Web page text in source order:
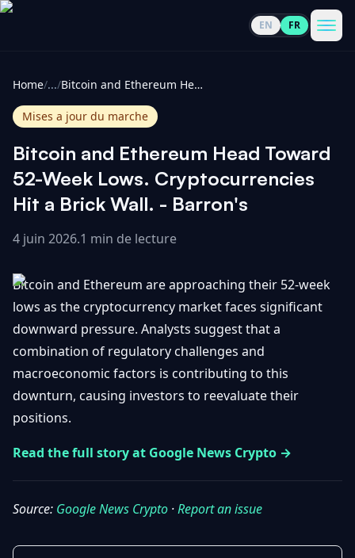
EN FR
Cryptomonnaies
tout
100
Hausses
Baisses
tout
jour du
marché
&
Layer
& DeFi
Voir
tout
Débuter
Trading &
Investissement
la
Portefeuilles
NOUS
CONTACTER
Promouvoir
Contact
Home/.../ Bitcoin and Ethereum Head Toward 52-Week Lows. Cryptocurrencies Hit a Brick Wall. - Barron's
Mises a jour du marche
Bitcoin and Ethereum Head Toward
52-Week Lows. Cryptocurrencies
Hit a Brick Wall. - Barron's
4 juin 2026.1 min de lecture
Bitcoin and Ethereum are approaching their 52-week
lows as the cryptocurrency market faces significant
downward pressure. Analysts suggest that a
combination of regulatory challenges and
macroeconomic factors is contributing to this
downturn, causing investors to reevaluate their
positions.
Read the full story at Google News Crypto →
Source: Google News Crypto ·Report an issue